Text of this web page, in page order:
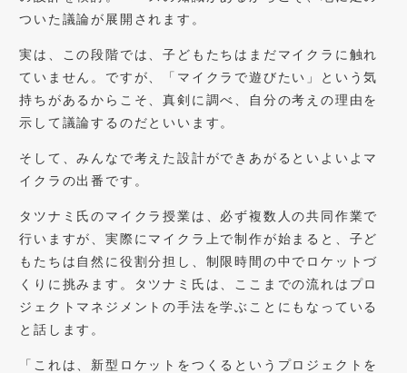
ついた議論が展開されます。
実は、この段階では、子どもたちはまだマイクラに触れ
ていません。ですが、「マイクラで遊びたい」という気
持ちがあるからこそ、真剣に調べ、自分の考えの理由を
示して議論するのだといいます。
そして、みんなで考えた設計ができあがるといよいよマ
イクラの出番です。
タツナミ氏のマイクラ授業は、必ず複数人の共同作業で
行いますが、実際にマイクラ上で制作が始まると、子ど
もたちは自然に役割分担し、制限時間の中でロケットづ
くりに挑みます。タツナミ氏は、ここまでの流れはプロ
ジェクトマネジメントの手法を学ぶことにもなっている
と話します。
「これは、新型ロケットをつくるというプロジェクトを